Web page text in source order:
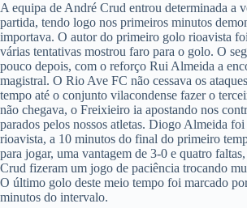
A equipa de André Crud entrou determinada a
partida, tendo logo nos primeiros minutos
importava. O autor do primeiro golo rioavista
várias tentativas mostrou faro para o golo. O
pouco depois, com o reforço Rui Almeida a
magistral. O Rio Ave FC não cessava os
tempo até o conjunto vilacondense fazer o
não chegava, o Freixieiro ia apostando nos
parados pelos nossos atletas. Diogo Almeida
rioavista, a 10 minutos do final do primeiro
para jogar, uma vantagem de 3-0 e quatro
Crud fizeram um jogo de paciência trocando
O último golo deste meio tempo foi marcado
minutos do intervalo.